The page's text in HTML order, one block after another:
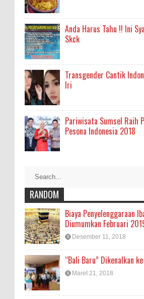
Anda Harus Tahu !! Ini
Skck
Transgender Cantik
Iri
Pariwisata Sumsel Raih
Pesona Indonesia 2018
RANDOM
Biaya Penyelenggaraan
Diumumkan Februari
Desember 11, 2018
“Bali Baru” Dikenalkan
Maret 21, 2018